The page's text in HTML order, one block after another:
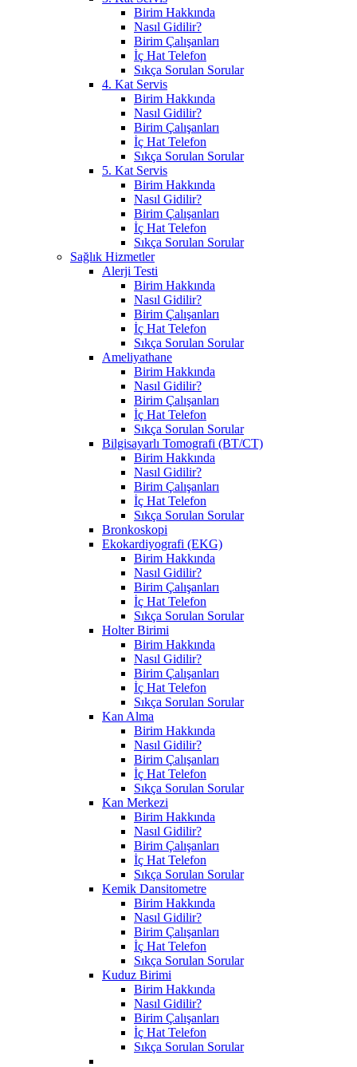
Birim Hakkında
Nasıl Gidilir?
Birim Çalışanları
İç Hat Telefon
Sıkça Sorulan Sorular
4. Kat Servis
Birim Hakkında
Nasıl Gidilir?
Birim Çalışanları
İç Hat Telefon
Sıkça Sorulan Sorular
5. Kat Servis
Birim Hakkında
Nasıl Gidilir?
Birim Çalışanları
İç Hat Telefon
Sıkça Sorulan Sorular
Sağlık Hizmetler
Alerji Testi
Birim Hakkında
Nasıl Gidilir?
Birim Çalışanları
İç Hat Telefon
Sıkça Sorulan Sorular
Ameliyathane
Birim Hakkında
Nasıl Gidilir?
Birim Çalışanları
İç Hat Telefon
Sıkça Sorulan Sorular
Bilgisayarlı Tomografi (BT/CT)
Birim Hakkında
Nasıl Gidilir?
Birim Çalışanları
İç Hat Telefon
Sıkça Sorulan Sorular
Bronkoskopi
Ekokardiyografi (EKG)
Birim Hakkında
Nasıl Gidilir?
Birim Çalışanları
İç Hat Telefon
Sıkça Sorulan Sorular
Holter Birimi
Birim Hakkında
Nasıl Gidilir?
Birim Çalışanları
İç Hat Telefon
Sıkça Sorulan Sorular
Kan Alma
Birim Hakkında
Nasıl Gidilir?
Birim Çalışanları
İç Hat Telefon
Sıkça Sorulan Sorular
Kan Merkezi
Birim Hakkında
Nasıl Gidilir?
Birim Çalışanları
İç Hat Telefon
Sıkça Sorulan Sorular
Kemik Dansitometre
Birim Hakkında
Nasıl Gidilir?
Birim Çalışanları
İç Hat Telefon
Sıkça Sorulan Sorular
Kuduz Birimi
Birim Hakkında
Nasıl Gidilir?
Birim Çalışanları
İç Hat Telefon
Sıkça Sorulan Sorular